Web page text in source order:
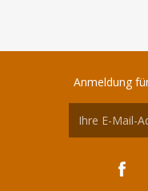
Anmeldung